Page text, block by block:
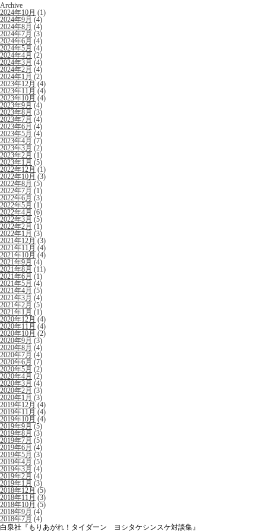
Archive
2024年10月 (1)
2024年9月 (4)
2024年8月 (4)
2024年7月 (3)
2024年6月 (4)
2024年5月 (4)
2024年4月 (2)
2024年3月 (4)
2024年2月 (4)
2024年1月 (2)
2023年12月(4)
2023年11月 (4)
2023年10月 (4)
2023年9月 (4)
2023年8月 (3)
2023年7月 (4)
2023年6月 (4)
2023年5月 (4)
2023年4月 (7)
2023年3月 (2)
2023年2月 (1)
2023年1月 (5)
2022年12月(1)
2022年10月 (3)
2022年8月 (5)
2022年7月 (1)
2022年6月 (3)
2022年5月 (1)
2022年4月 (6)
2022年3月 (5)
2022年2月 (1)
2022年1月 (3)
2021年12月(3)
2021年11月 (4)
2021年10月 (4)
2021年9月 (4)
2021年8月 (11)
2021年6月 (1)
2021年5月 (4)
2021年4月 (5)
2021年3月 (4)
2021年2月 (5)
2021年1月 (1)
2020年12月(4)
2020年11月 (4)
2020年10月 (2)
2020年9月 (3)
2020年8月 (4)
2020年7月 (4)
2020年6月 (7)
2020年5月 (2)
2020年4月 (2)
2020年3月 (4)
2020年2月 (3)
2020年1月 (3)
2019年12月(4)
2019年11月 (4)
2019年10月 (4)
2019年9月 (5)
2019年8月 (3)
2019年7月 (5)
2019年6月 (4)
2019年5月 (3)
2019年4月 (5)
2019年3月 (4)
2019年2月 (4)
2019年1月 (3)
2018年12月(5)
2018年11月 (3)
2018年10月 (5)
2018年9月 (4)
2018年7月 (4)
白泉社『もりあがれ！タイダーン ヨシタケシンスケ対談集』